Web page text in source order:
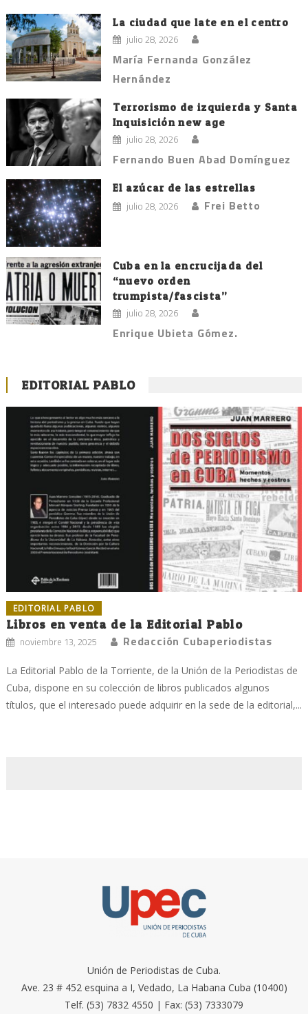
La ciudad que late en el centro
julio 28, 2026
María Fernanda González
Hernández
Terrorismo de izquierda y Santa
Inquisición new age
julio 28, 2026
Fernando Buen Abad Domínguez
El azúcar de las estrellas
julio 28, 2026 Frei Betto
Cuba en la encrucijada del
“nuevo orden
trumpista/fascista”
julio 28, 2026
Enrique Ubieta Gómez.
EDITORIAL PABLO
EDITORIAL PABLO
Libros en venta de la Editorial Pablo
noviembre 13, 2025 Redacción Cubaperiodistas
La Editorial Pablo de la Torriente, de la Unión de la Periodistas de
Cuba, dispone en su colección de libros publicados algunos
títulos, que el interesado puede adquirir en la sede de la editorial,...
Unión de Periodistas de Cuba.
Ave. 23 # 452 esquina a I, Vedado, La Habana Cuba (10400)
Telf. (53) 7832 4550 | Fax: (53) 7333079